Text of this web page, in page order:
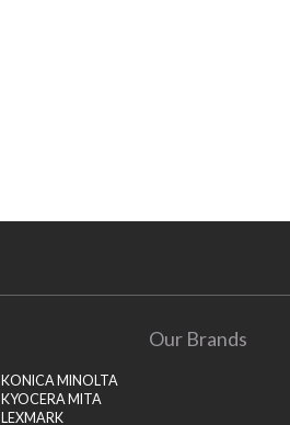
Our Brands
KONICA MINOLTA
KYOCERA MITA
LEXMARK